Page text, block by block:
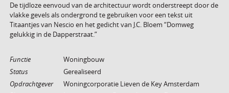
De tijdloze eenvoud van de architectuur wordt onderstreept door de
vlakke gevels als ondergrond te gebruiken voor een tekst uit
Titaantjes van Nescio en het gedicht van J.C. Bloem “Domweg
gelukkig in de Dapperstraat.”
Functie
Woningbouw
Status
Gerealiseerd
Opdrachtgever
Woningcorporatie Lieven de Key Amsterdam